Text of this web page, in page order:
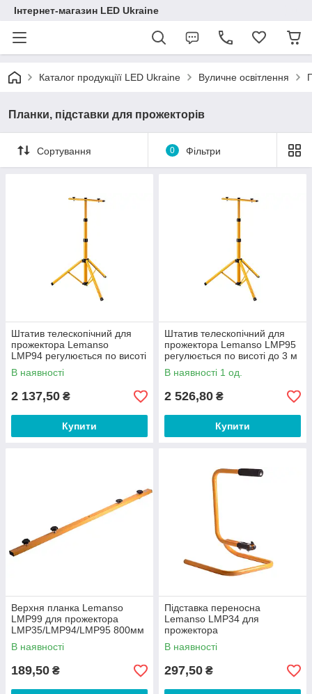
Інтернет-магазин LED Ukraine
Каталог продукціїї LED Ukraine Вуличне освітлення
Планки, підставки для прожекторів
Сортування 0 Фільтри
Штатив телескопічний для
прожектора Lemanso
LMP94 регулюється по висоті
до 2 м
В наявності
2 137,50 ₴
Купити
Штатив телескопічний для
прожектора Lemanso LMP95
регулюється по висоті до 3 м
В наявності 1 од.
2 526,80 ₴
Купити
Верхня планка Lemanso
LMP99 для прожектора
LMP35/LMP94/LMP95 800мм
В наявності
189,50 ₴
Підставка переносна
Lemanso LMP34 для
прожектора
В наявності
297,50 ₴